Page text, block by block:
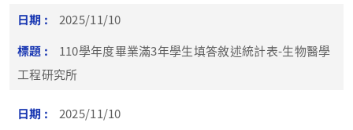
2025/11/10
110學年度畢業滿3年學生填答敘述統計表-生物醫學
工程研究所
2025/11/10